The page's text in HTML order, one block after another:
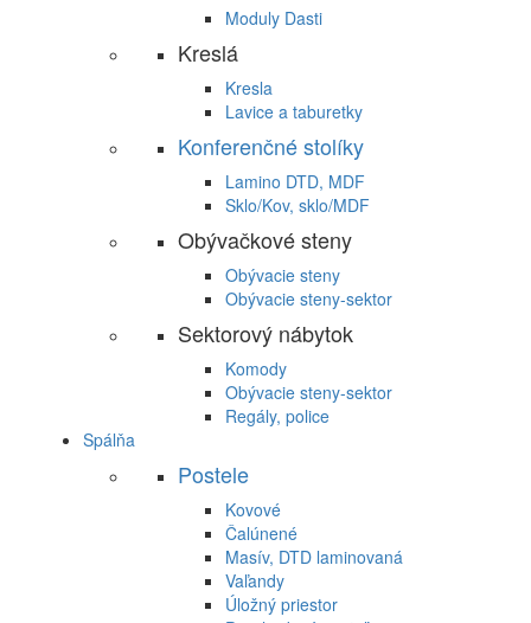
Moduly Dasti
Kreslá
Kresla
Lavice a taburetky
Konferenčné stolíky
Lamino DTD, MDF
Sklo/Kov, sklo/MDF
Obývačkové steny
Obývacie steny
Obývacie steny-sektor
Sektorový nábytok
Komody
Obývacie steny-sektor
Regály, police
Spálňa
Postele
Kovové
Čalúnené
Masív, DTD laminovaná
Vaľandy
Úložný priestor